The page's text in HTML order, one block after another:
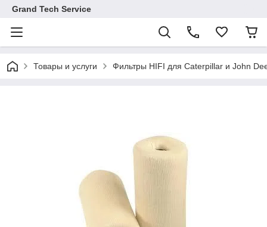
Grand Tech Service
Товары и услуги Фильтры HIFI для Caterpillar и John